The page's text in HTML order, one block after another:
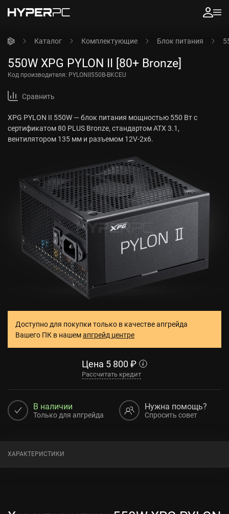
Каталог Комплектующие Блок питания
550W XPG PYLON II [80+ Bronze]
Код производителя: PYLONII550B-BKCEU
Сравнить
XPG PYLON II 550W — блок питания мощностью 550 Вт с
сертификатом 80 PLUS Bronze, стандартом ATX 3.1,
вентилятором 135 мм и разъемом 12V-2x6.
Доступно для покупки только в качестве апгрейда
Вашего ПК в нашемапгрейд центре
Цена 5 800 ₽
Рассчитать кредит
В наличии
Только для апгрейда
Нужна помощь?
Спросить совет
ХАРАКТЕРИСТИКИ